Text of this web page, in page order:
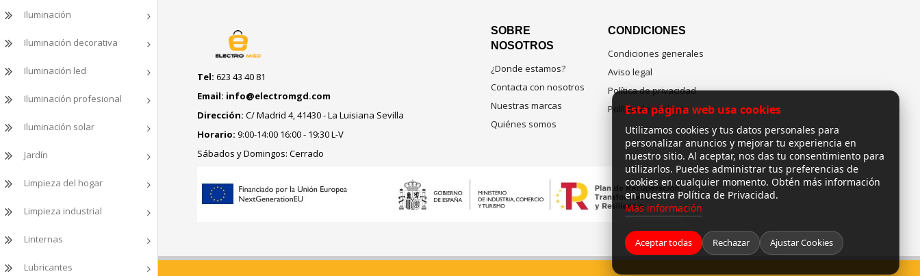
Iluminación
Iluminación decorativa
Iluminación led
Iluminación profesional
Iluminación solar
Jardín
Limpieza del hogar
Limpieza industrial
Linternas
Lubricantes
Tel:623 43 40 81
Email: info@electromgd.com
Dirección:C/ Madrid 4, 41430 - La Luisiana Sevilla
Horario:9:00-14:00 16:00 - 19:30 L-V
Sábados y Domingos: Cerrado
SOBRE
NOSOTROS
¿Donde estamos?
Contacta con nosotros
Nuestras marcas
Quiénes somos
CONDICIONES
Condiciones generales
Aviso legal
Política de privacidad
Política de cookies
Esta página web usa cookies
Utilizamos cookies y tus datos personales para
personalizar anuncios y mejorar tu experiencia en
nuestro sitio. Al aceptar, nos das tu consentimiento para
utilizarlos. Puedes administrar tus preferencias de
cookies en cualquier momento. Obtén más información
en nuestra Política de Privacidad.
Más información
Aceptar todas Rechazar Ajustar Cookies